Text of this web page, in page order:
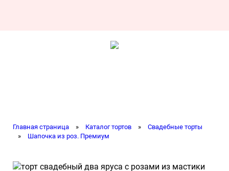
Главная страница » Каталог тортов »
Свадебные торты
»
Шапочка из роз. Премиум